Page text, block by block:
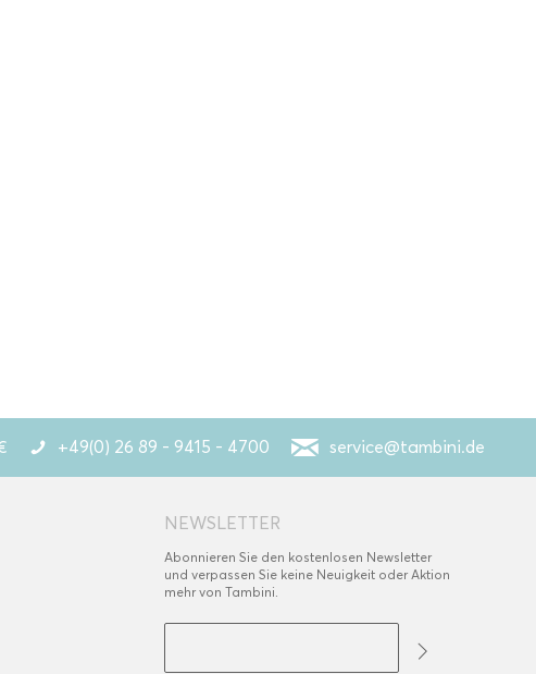
+49(0) 26 89 - 9415 - 4700 service@tambini.de
NEWSLETTER
Abonnieren Sie den kostenlosen Newsletter
und verpassen Sie keine Neuigkeit oder Aktion
mehr von Tambini.